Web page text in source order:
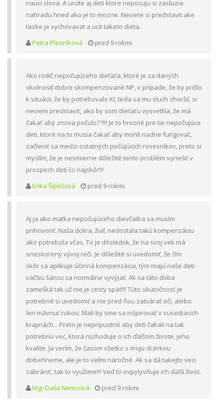
nauci slova. A urcite aj deti ktore nepocuju si zasluzia
nahradu hned ako je to mozne. Neviete si predstavit ake
tazke je vychovavat a ucit taketo dieta.
Petra Plesníková
pred 9 rokmi
Ako rodič nepočujúceho dieťaťa, ktoré je za daných
okolností dobre skompenzované NP, v prípade, že by prišlo
k situácii, že by potrebovalo KI, teda sa mu sluch zhoršil, si
neviem predstaviť, ako by som dieťaťu vysvetlila, že má
čakať abý znova počulo??!!! Je to hrozné pre tie nepočujúce
deti, ktoré na to musia čakať aby mohli riadne fungovať,
začleniť sa medzi ostatných počújúcich rovesníkov, preto si
myslím, že je nesmierne dôležité tento problém vyriešiť v
prospech detí čo najskôr!!!
Erika Šípošová
pred 9 rokmi
Aj ja ako matka nepočujúceho dievčatka sa musím
prihovoriť. Naša dcéra, žiaľ, nedostala takú kompenzáciu
ako potrebola včas. To je dôsledok, že na svoj vek má
oneskorený vývoj reči. Je dôležité si uvedomiť, že čím
skôr sa aplikuje účinná kompenzácia, tým majú naše deti
väčšiu šancu sa normálne vyvýjať. Ak sa táto doba
zamešká tak už nie je cesty späť!!! Túto skutočnosť je
potrebné si uvedomiť a nie pred ňou zatvárať oči, alebo
len mávnuť rukou. Mali by sme sa inšpirovať v susediacich
krajinách... Preto je neprípustné aby deti čakali na tak
potrebnú vec, ktorá rozhoduje o ich ďalšom živote, jeho
kvalite. Ja verím, že časom všetko s moju dcérkou
dobehneme, ale je to veľmi náročné. Ak sa dá takejto veci
zabrániť, tak to využime!!! Veď to ovpylyvňuje ich ďalší život.
Mgr Daša Nemcová
pred 9 rokmi